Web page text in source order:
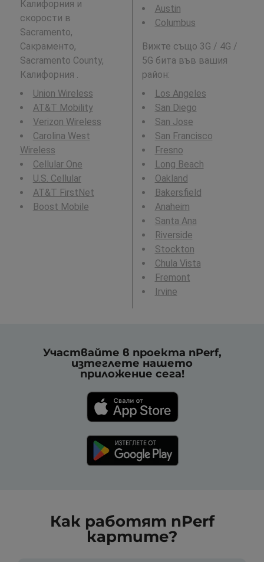
Калифорния и
скорости в
Sacramento,
Сакраменто,
Sacramento County,
Калифорния .
Union Wireless
AT&T Mobility
Verizon Wireless
Carolina West
Wireless
Cellular One
U.S. Cellular
AT&T FirstNet
Boost Mobile
Austin
Columbus
Вижте също 3G / 4G /
5G бита във вашия
район:
Los Angeles
San Diego
San Jose
San Francisco
Fresno
Long Beach
Oakland
Bakersfield
Anaheim
Santa Ana
Riverside
Stockton
Chula Vista
Fremont
Irvine
Участвайте в проекта nPerf,
изтеглете нашето
приложение сега!
Как работят nPerf
картите?